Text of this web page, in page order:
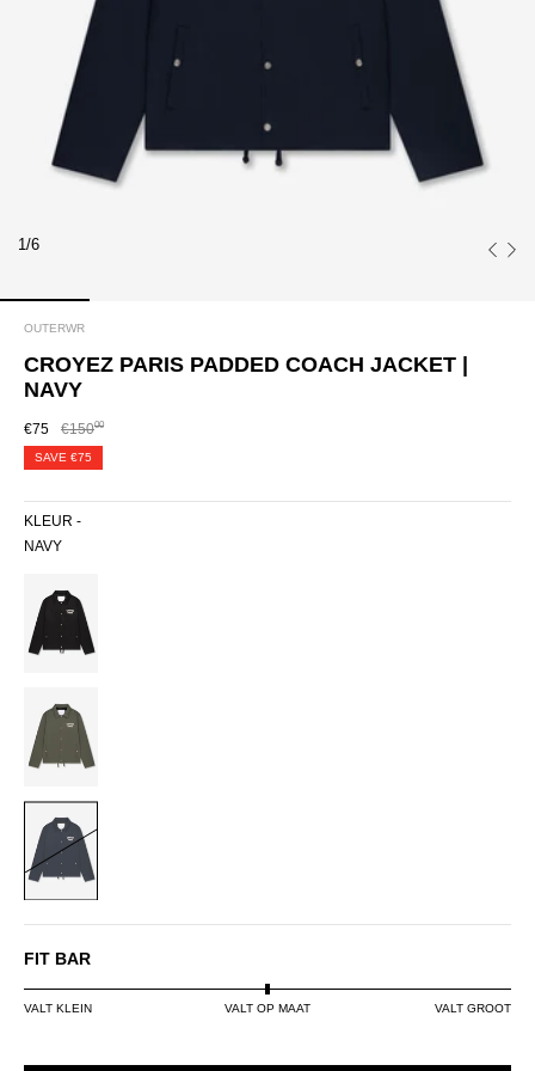
1/6
OUTERWR
CROYEZ PARIS PADDED COACH JACKET |
NAVY
€75 €15000
SAVE €75
KLEUR -
NAVY
BLACK
DUSTY
OLIVE
NAVY
FIT BAR
VALT KLEIN VALT OP MAAT VALT GROOT